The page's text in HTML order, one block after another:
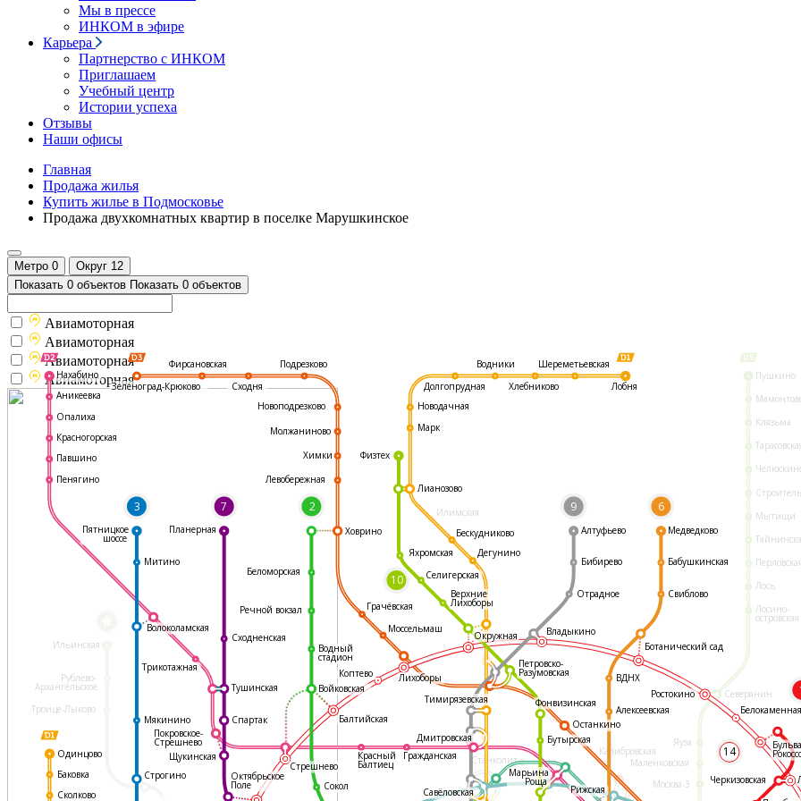
Мы в прессе
ИНКОМ в эфире
Карьера
Партнерство с ИНКОМ
Приглашаем
Учебный центр
Истории успеха
Отзывы
Наши офисы
Главная
Продажа жилья
Купить жилье в Подмосковье
Продажа двухкомнатных квартир в поселке Марушкинское
Метро 0 Округ 12
Показать 0 объектов Показать 0 объектов
Илимская
Пушкино
Клязьма
Мытищи
Лось
Лосино-
островская
Северянин
Яуза
Маленковская
Москва-3
Ильинская
Рублево-
Архангельское
Троице-Лыково
Калибровская
Станколит
3 7
14
2 9 6
10
Фирсановская
Сходня
Подрезково
Новоподрезково
Молжаниново
Химки
Левобережная
Ховрино
Грачёвская
Моссельмаш
Останкино
Медведково
Бабушкинская
Свиблово
ВДНХ
Алексеевская
Рижская
Сокол
Красный
Балтиец
Гражданская
Дмитровская
Коптево Лихоборы
Балтийская
Войковская
Водный
стадион
Сходненская
Трикотажная
Волоколамская
Тушинская
Мякинино
Строгино
Митино
Нахабино
Аникеевка
Опалиха
Красногорская
Павшино
Пенягино
Одинцово
Баковка
Сколково
Пятницкое
шоссе
Планерная
Спартак
Стрешнево
Щукинская
Октябрьское
Поле
Окружная
Дегунино
Бескудниково
Верхние
Лихоборы
Селигерская
Физтех
Яхромская
Марк
Лианозово
Новодачная
Речной вокзал
Беломорская
Долгопрудная
Водники
Хлебниково
Шереметьевская
Лобня
Тимирязевская
Марьина
Роща
Савёловская
Фонвизинская
Бутырская
Петровско-
Разумовская
Покровское-
Стрешнево
Бибирево
Отрадное
Владыкино
Ботанический сад
Алтуфьево
Ростокино
Черкизовская
Зеленоград-Крюково
Авиамоторная
Авиамоторная
Авиамоторная
Авиамоторная